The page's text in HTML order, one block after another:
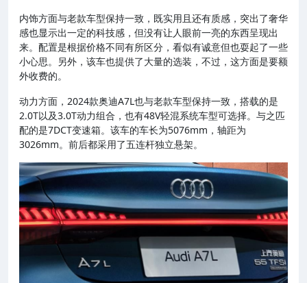
内饰方面与老款车型保持一致，既实用且还有质感，突出了奢华
感也显示出一定的科技感，但没有让人眼前一亮的东西呈现出
来。配置是根据价格不同有所区分，看似有诚意但也耍起了一些
小心思。另外，该车也提供了大量的选装，不过，这方面是要额
外收费的。
动力方面，2024款奥迪A7L也与老款车型保持一致，搭载的是
2.0T以及3.0T动力组合，也有48V轻混系统车型可选择。与之匹
配的是7DCT变速箱。该车的车长为5076mm，轴距为
3026mm。前后都采用了五连杆独立悬架。